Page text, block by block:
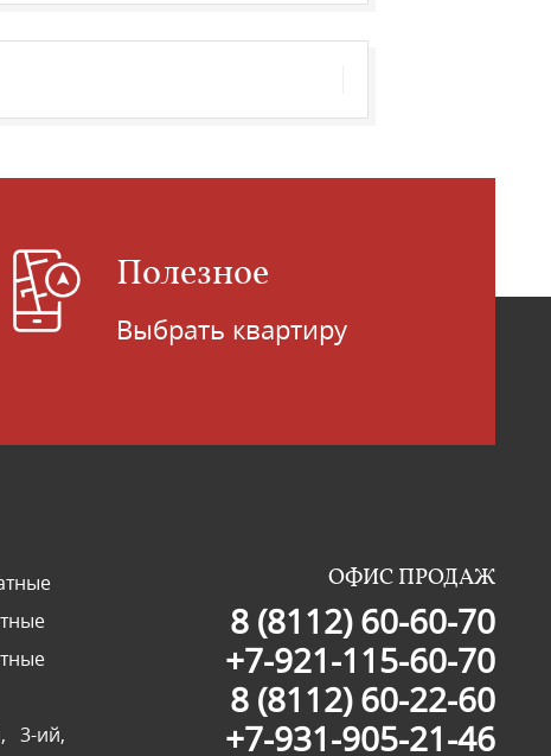
Полезное
Выбрать квартиру
3-ий,
ОФИС ПРОДАЖ
8 (8112) 60-60-70
+7-921-115-60-70
8 (8112) 60-22-60
+7-931-905-21-46